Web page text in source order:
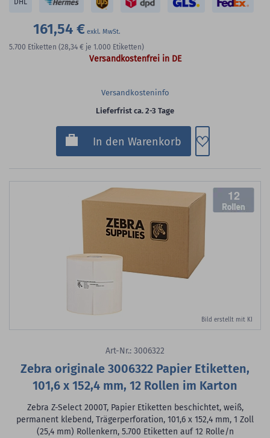
DHL
161,54 €
5.700 Etiketten (28,34 € je 1.000 Etiketten)
Versandkostenfrei in DE
Versandkosteninfo
Lieferfrist ca. 2-3 Tage
In den Warenkorb Zum
Bild erstellt mit KI
12
Art-Nr.: 3006322
Zebra originale 3006322 Papier Etiketten,
101,6 x 152,4 mm, 12 Rollen im Karton
Zebra Z-Select 2000T, Papier Etiketten beschichtet, weiß,
permanent klebend, Trägerperforation, 101,6 x 152,4 mm, 1 Zoll
(25,4 mm) Rollenkern, 5.700 Etiketten auf 12 Rolle/n